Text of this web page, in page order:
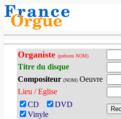
Organiste (prénom NOM)
Titre du disque
Compositeur (NOM)Oeuvre
Lieu / Eglise
CD
DVD
Vinyle